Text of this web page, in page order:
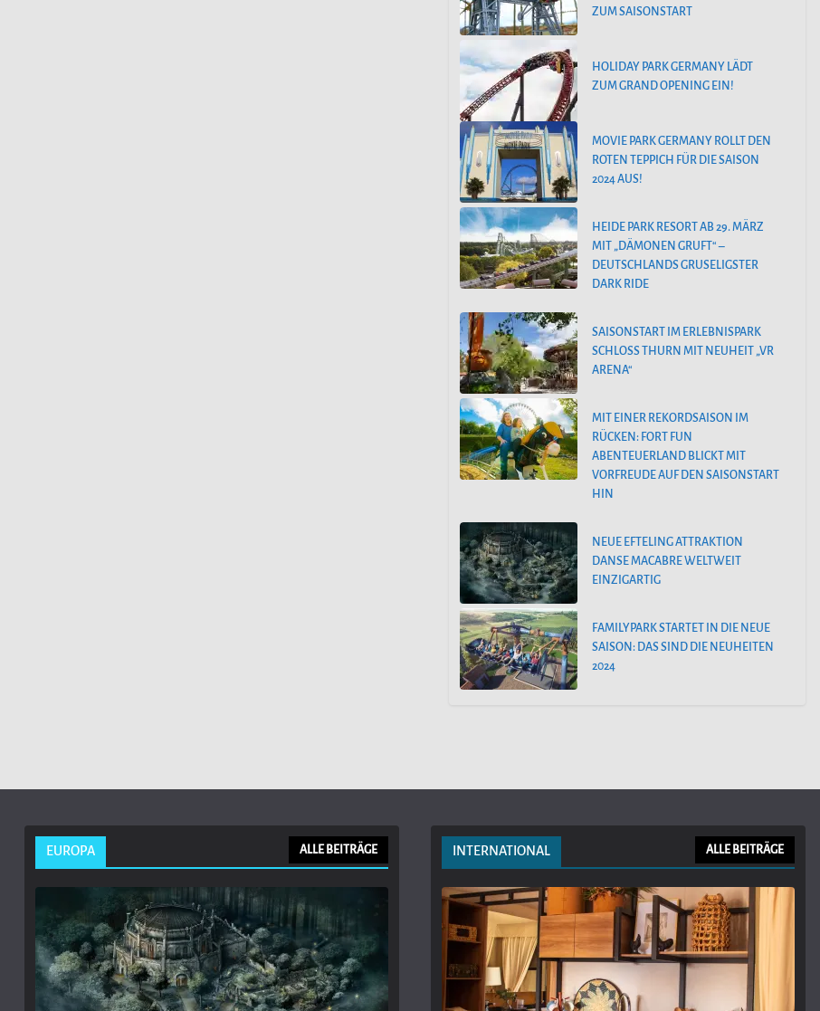
ZUM SAISONSTART
HOLIDAY PARK GERMANY LÄDT
ZUM GRAND OPENING EIN!
MOVIE PARK GERMANY ROLLT DEN
ROTEN TEPPICH FÜR DIE SAISON
2024 AUS!
HEIDE PARK RESORT AB 29. MÄRZ
MIT „DÄMONEN GRUFT“ –
DEUTSCHLANDS GRUSELIGSTER
DARK RIDE
SAISONSTART IM ERLEBNISPARK
SCHLOSS THURN MIT NEUHEIT „VR
ARENA“
MIT EINER REKORDSAISON IM
RÜCKEN: FORT FUN
ABENTEUERLAND BLICKT MIT
VORFREUDE AUF DEN SAISONSTART
HIN
NEUE EFTELING ATTRAKTION
DANSE MACABRE WELTWEIT
EINZIGARTIG
FAMILYPARK STARTET IN DIE NEUE
SAISON: DAS SIND DIE NEUHEITEN
2024
EUROPA ALLE BEITRÄGE INTERNATIONAL ALLE BEITRÄGE